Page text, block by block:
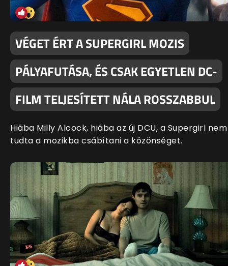
VÉGET ÉRT A SUPERGIRL MOZIS
PÁLYAFUTÁSA, ÉS CSAK EGYETLEN DC-
FILM TELJESÍTETT NÁLA ROSSZABBUL
Hiába Milly Alcock, hiába az új DCU, a Supergirl nem
tudta a mozikba csábítani a közönséget.